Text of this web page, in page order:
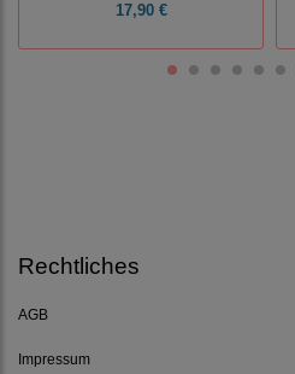
17,90 €
Rechtliches
AGB
Impressum